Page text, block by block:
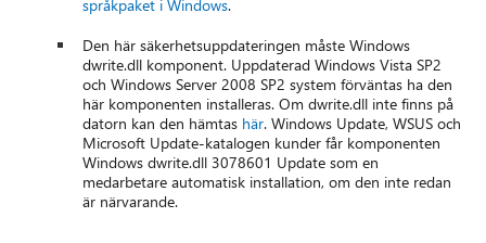
språkpaket i Windows.
Den här säkerhetsuppdateringen måste Windows
dwrite.dll komponent. Uppdaterad Windows Vista SP2
och Windows Server 2008 SP2 system förväntas ha den
här komponenten installeras. Om dwrite.dll inte finns på
datorn kan den hämtas här. Windows Update, WSUS och
Microsoft Update-katalogen kunder får komponenten
Windows dwrite.dll 3078601 Update som en
medarbetare automatisk installation, om den inte redan
är närvarande.